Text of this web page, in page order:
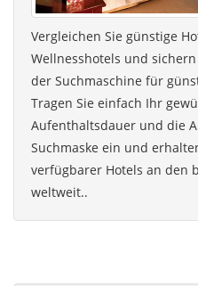
Vergleichen Sie günstige
Wellnesshotels und
der Suchmaschine für
Tragen Sie einfach Ihr
Aufenthaltsdauer und die
Suchmaske ein und
verfügbarer Hotels an den
weltweit..